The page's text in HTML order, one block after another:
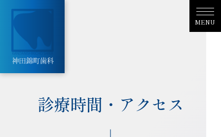
MENU
診療時間・アクセス
MENU